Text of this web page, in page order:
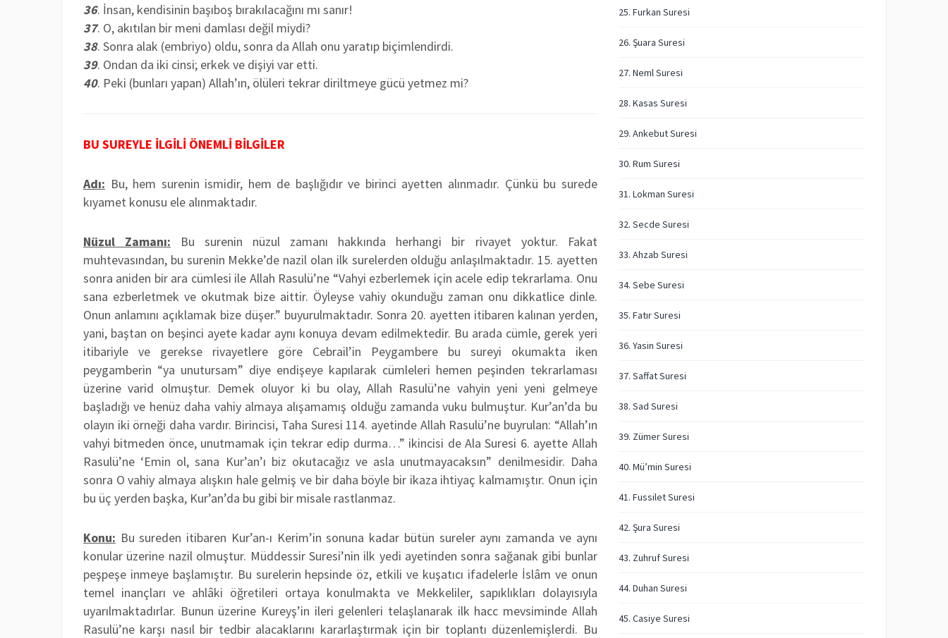
36. İnsan, kendisinin başıboş bırakılacağını mı sanır!
37. O, akıtılan bir meni damlası değil miydi?
38. Sonra alak (embriyo) oldu, sonra da Allah onu yaratıp biçimlendirdi.
39. Ondan da iki cinsi; erkek ve dişiyi var etti.
40. Peki (bunları yapan) Allah’ın, ölüleri tekrar diriltmeye gücü yetmez mi?
BU SUREYLE İLGİLİ ÖNEMLİ BİLGİLER
Adı: Bu, hem surenin ismidir, hem de başlığıdır ve birinci ayetten alınmadır. Çünkü bu surede
kıyamet konusu ele alınmaktadır.
Nüzul Zamanı: Bu surenin nüzul zamanı hakkında herhangi bir rivayet yoktur. Fakat
muhtevasından, bu surenin Mekke’de nazil olan ilk surelerden olduğu anlaşılmaktadır. 15. ayetten
sonra aniden bir ara cümlesi ile Allah Rasulü’ne “Vahyi ezberlemek için acele edip tekrarlama. Onu
sana ezberletmek ve okutmak bize aittir. Öyleyse vahiy okunduğu zaman onu dikkatlice dinle.
Onun anlamını açıklamak bize düşer.” buyurulmaktadır. Sonra 20. ayetten itibaren kalınan yerden,
yani, baştan on beşinci ayete kadar aynı konuya devam edilmektedir. Bu arada cümle, gerek yeri
itibariyle ve gerekse rivayetlere göre Cebrail’in Peygambere bu sureyi okumakta iken
peygamberin “ya unutursam” diye endişeye kapılarak cümleleri hemen peşinden tekrarlaması
üzerine varid olmuştur. Demek oluyor ki bu olay, Allah Rasulü’ne vahyin yeni yeni gelmeye
başladığı ve henüz daha vahiy almaya alışamamış olduğu zamanda vuku bulmuştur. Kur’an’da bu
olayın iki örneği daha vardır. Birincisi, Taha Suresi 114. ayetinde Allah Rasulü’ne buyrulan: “Allah’ın
vahyi bitmeden önce, unutmamak için tekrar edip durma…” ikincisi de Ala Suresi 6. ayette Allah
Rasulü’ne ‘Emin ol, sana Kur’an’ı biz okutacağız ve asla unutmayacaksın” denilmesidir. Daha
sonra O vahiy almaya alışkın hale gelmiş ve bir daha böyle bir ikaza ihtiyaç kalmamıştır. Onun için
bu üç yerden başka, Kur’an’da bu gibi bir misale rastlanmaz.
Konu: Bu sureden itibaren Kur’an-ı Kerim’in sonuna kadar bütün sureler aynı zamanda ve aynı
konular üzerine nazil olmuştur. Müddessir Suresi’nin ilk yedi ayetinden sonra sağanak gibi bunlar
peşpeşe inmeye başlamıştır. Bu surelerin hepsinde öz, etkili ve kuşatıcı ifadelerle İslâm ve onun
temel inançları ve ahlâki öğretileri ortaya konulmakta ve Mekkeliler, sapıklıkları dolayısıyla
uyarılmaktadırlar. Bunun üzerine Kureyş’in ileri gelenleri telaşlanarak ilk hacc mevsiminde Allah
Rasulü’ne karşı nasıl bir tedbir alacaklarını kararlaştırmak için bir toplantı düzenlemişlerdi. Bu
25. Furkan Suresi
26. Şuara Suresi
27. Neml Suresi
28. Kasas Suresi
29. Ankebut Suresi
30. Rum Suresi
31. Lokman Suresi
32. Secde Suresi
33. Ahzab Suresi
34. Sebe Suresi
35. Fatır Suresi
36. Yasin Suresi
37. Saffat Suresi
38. Sad Suresi
39. Zümer Suresi
40. Mü’min Suresi
41. Fussilet Suresi
42. Şura Suresi
43. Zuhruf Suresi
44. Duhan Suresi
45. Casiye Suresi